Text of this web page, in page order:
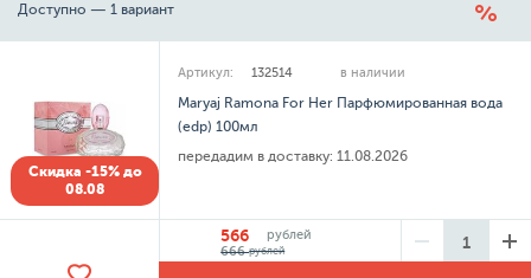
Доступно — 1 вариант
Скидка -15% до
08.08
Артикул: 132514 в наличии
Maryaj Ramona For Her Парфюмированная вода
(edp) 100мл
передадим в доставку: 11.08.2026
566
рублей
666рублей